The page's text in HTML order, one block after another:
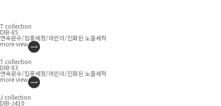
T collection
DIB-85
연속온수/집중세정/어린이/진화된 노즐세척
moreview
T collection
DIB-83
연속온수/집중세정/어린이/진화된 노즐세척
moreview
J collection
DIB-J410